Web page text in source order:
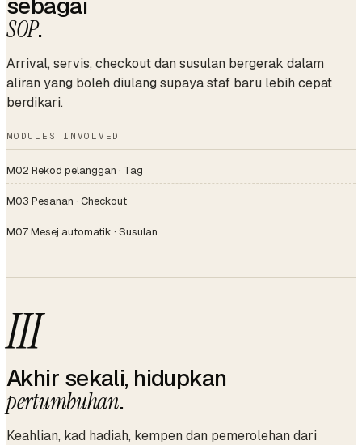
SOP.
Arrival, servis, checkout dan susulan bergerak dalam
aliran yang boleh diulang supaya staf baru lebih cepat
berdikari.
MODULES INVOLVED
M02 Rekod pelanggan · Tag
M03 Pesanan · Checkout
M07 Mesej automatik · Susulan
III
Akhir sekali, hidupkan
pertumbuhan.
Keahlian, kad hadiah, kempen dan pemerolehan dari